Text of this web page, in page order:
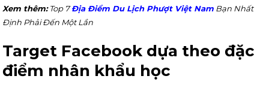
Xem thêm:Top 7 Địa Điểm Du Lịch Phượt Việt Nam Bạn Nhất
Định Phải Đến Một Lần
Target Facebook dựa theo đặc
điểm nhân khẩu học